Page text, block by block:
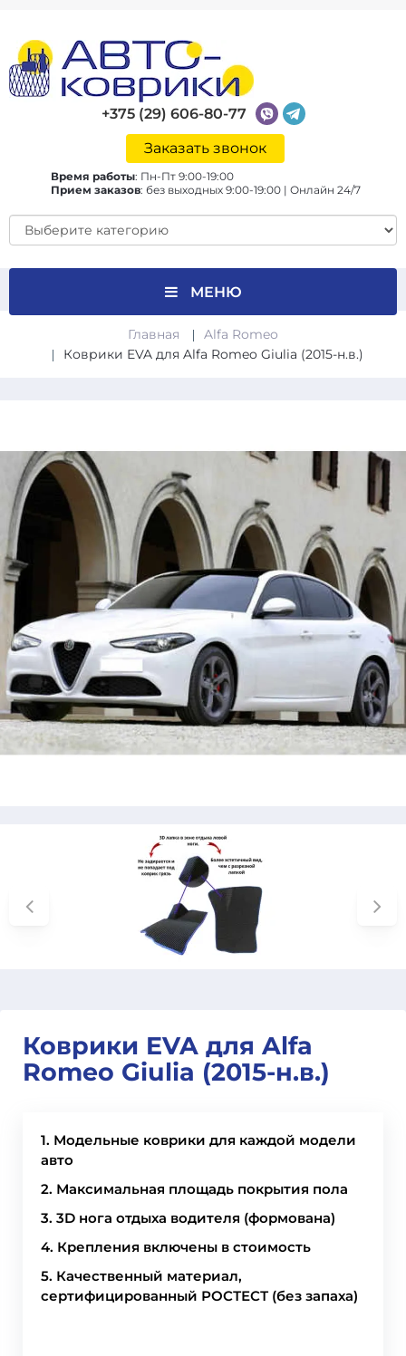
+375 (29) 606-80-77
Заказать звонок
Время работы: Пн-Пт 9:00-19:00
Прием заказов: без выходных 9:00-19:00 | Онлайн 24/7
МЕНЮ
Главная
Alfa Romeo
Коврики EVA для Alfa Romeo Giulia (2015-н.в.)
Коврики EVA для Alfa
Romeo Giulia (2015-н.в.)
1. Модельные коврики для каждой модели
авто
2. Максимальная площадь покрытия пола
3. 3D нога отдыха водителя (формована)
4. Крепления включены в стоимость
5. Качественный материал,
сертифицированный РОСТЕСТ (без запаха)